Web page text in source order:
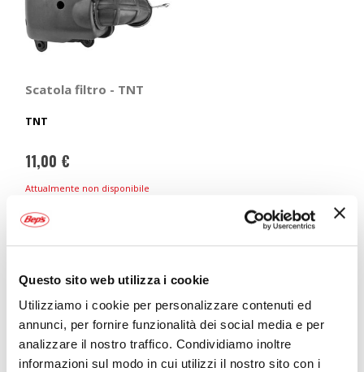
Questo sito web utilizza i cookie
Utilizziamo i cookie per personalizzare contenuti ed
annunci, per fornire funzionalità dei social media e per
analizzare il nostro traffico. Condividiamo inoltre
informazioni sul modo in cui utilizzi il nostro sito con i
Scatola filtro - TNT
TNT
11,00 €
Attualmente non disponibile
Mostra
Sei alla ricerca dei miglioriaccessori per
accessori per moto Bep’s potrai selezionare facilmente gli
accessori per motore e manutenzione scooterdelle migliori
marche. Tutti gliaccessori per motore e
manutenzione sono forniti di una approfondita scheda